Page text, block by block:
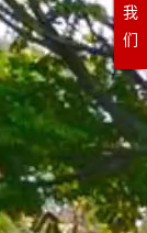
我
们